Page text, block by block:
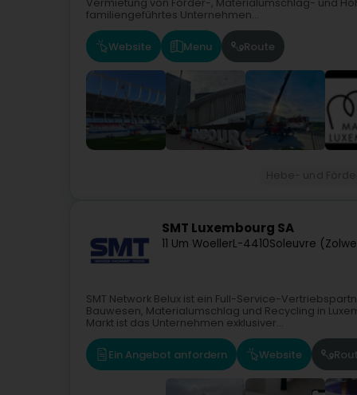
Vermietung von Förder-, Materialumschlag- und
familiengeführtes Unternehmen...
Website Menu Route
SMT Luxembourg SA
11 Um WoellerL-4410Soleuvre
SMT Network Belux ist ein Full-Service-
Bauwesen, Materialumschlag und Recycling in
Markt ist das Unternehmen exklusiver...
Ein Angebot anfordern Website